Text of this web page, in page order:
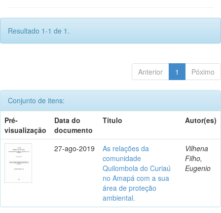
Resultado 1-1 de 1.
Anterior 1 Póximo
Conjunto de itens:
Pré-
visualização
Data do
documento
Título Autor(es)
27-ago-2019
As relações da
comunidade
Quilombola do Curiaú
no Amapá com a sua
área de proteção
ambiental.
Vilhena
Filho,
Eugenio